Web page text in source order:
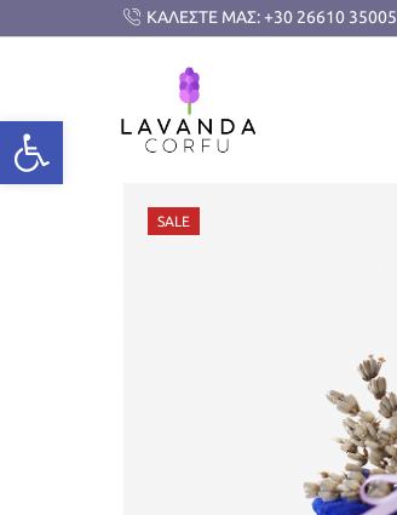
ΚΑΛΕΣΤΕ ΜΑΣ: +30 26610 35005
SALE